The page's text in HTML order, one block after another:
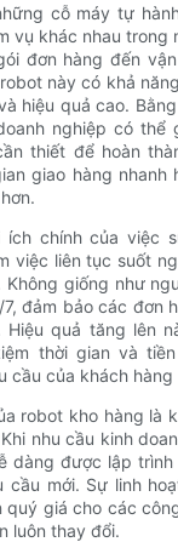
cỗ máy tự
vụ khác nhau trong
đơn hàng đến
này có khả
hiệu quả cao.
nghiệp có thể
thiết để hoàn
giao hàng nhanh
ích chính của việc
việc liên tục suốt
Không giống như
đảm bảo các đơn
Hiệu quả tăng lên
thời gian và
cầu của khách hàng
robot kho hàng là
nhu cầu kinh
dàng được lập trình
mới. Sự linh
quý giá cho các
luôn thay đổi.